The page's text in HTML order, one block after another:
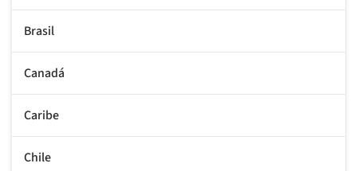
Brasil
Canadá
Caribe
Chile